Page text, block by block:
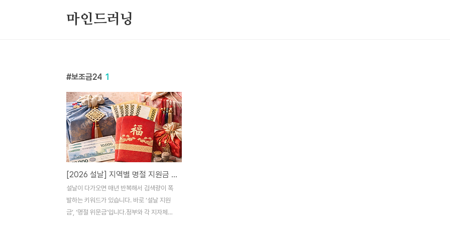
마인드러닝
보조금24 1
[2026 설날] 지역별 명절 지원금 총정리｜우리 동네 위문금 얼마?｜기초수급자·차상위 혜택
설날이 다가오면 매년 반복해서 검색량이 폭
발하는 키워드가 있습니다. 바로 ‘설날 지원
금’, ‘명절 위문금’입니다.정부와 각 지자체는